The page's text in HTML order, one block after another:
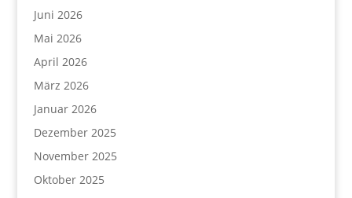
Juni 2026
Mai 2026
April 2026
März 2026
Januar 2026
Dezember 2025
November 2025
Oktober 2025